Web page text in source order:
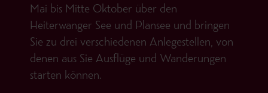
Mai bis Mitte Oktober über den
Heiterwanger See und Plansee und bringen
Sie zu drei verschiedenen Anlegestellen, von
denen aus Sie Ausflüge und Wanderungen
starten können.